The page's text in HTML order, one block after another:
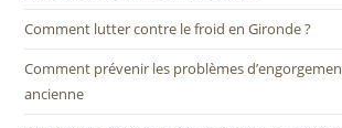
Comment lutter contre le froid en Gironde ?
Comment prévenir les problèmes
ancienne